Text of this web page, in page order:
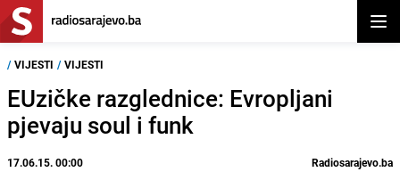
/ VIJESTI / VIJESTI
EUzičke razglednice: Evropljani
17.06.15. 00:00 Radiosarajevo.ba